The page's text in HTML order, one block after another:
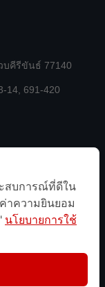
บคีรีขันธ์ 77140
14, 691-420
touch.
สบการณ์ที่ดีใน
าความยินยอม
นโยบายการใช้